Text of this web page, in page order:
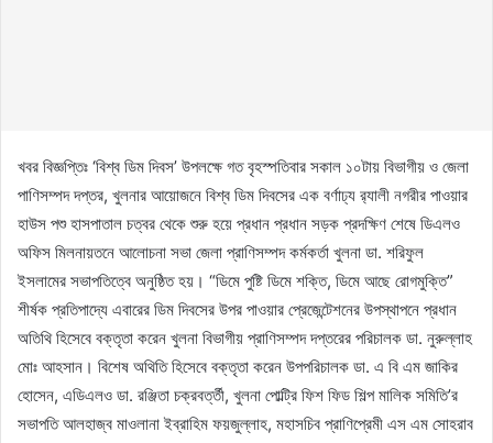
খবর বিজ্ঞপ্তিঃ ‘বিশ্ব ডিম দিবস’ উপলক্ষে গত বৃহস্পতিবার সকাল ১০টায় বিভাগীয় ও জেলা
পাণিসম্পদ দপ্তর, খুলনার আয়োজনে বিশ্ব ডিম দিবসের এক বর্ণাঢ্য র‌্যালী নগরীর পাওয়ার
হাউস পশু হাসপাতাল চত্বর থেকে শুরু হয়ে প্রধান প্রধান সড়ক প্রদক্ষিণ শেষে ডিএলও
অফিস মিলনায়তনে আলোচনা সভা জেলা প্রাণিসম্পদ কর্মকর্তা খুলনা ডা. শরিফুল
ইসলামের সভাপতিত্বে অনুষ্ঠিত হয়। “ডিমে পুষ্টি ডিমে শক্তি, ডিমে আছে রোগমুক্তি”
শীর্ষক প্রতিপাদ্যে এবারের ডিম দিবসের উপর পাওয়ার প্রেজেন্টেশনের উপস্থাপনে প্রধান
অতিথি হিসেবে বক্তৃতা করেন খুলনা বিভাগীয় প্রাণিসম্পদ দপ্তরের পরিচালক ডা. নুরুল্লাহ
মোঃ আহসান। বিশেষ অথিতি হিসেবে বক্তৃতা করেন উপপরিচালক ডা. এ বি এম জাকির
হোসেন, এডিএলও ডা. রঞ্জিতা চক্রবর্ত্তী, খুলনা পোল্ট্রি ফিশ ফিড শিল্প মালিক সমিতি’র
সভাপতি আলহাজ্ব মাওলানা ইব্রাহিম ফয়জুল্লাহ, মহাসচিব প্রাণিপ্রেমী এস এম সোহরাব